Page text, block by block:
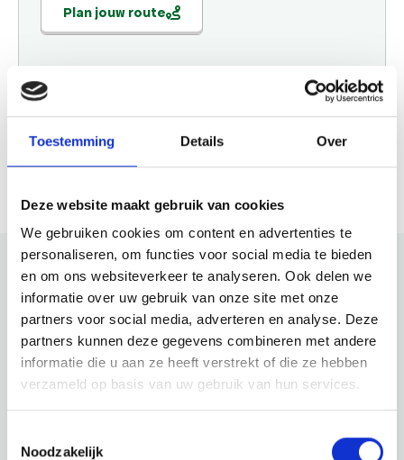
Toestemming Details Over
Deze website maakt gebruik van cookies
We gebruiken cookies om content en advertenties te
personaliseren, om functies voor social media te bieden
en om ons websiteverkeer te analyseren. Ook delen we
informatie over uw gebruik van onze site met onze
partners voor social media, adverteren en analyse. Deze
partners kunnen deze gegevens combineren met andere
informatie die u aan ze heeft verstrekt of die ze hebben
verzameld op basis van uw gebruik van hun services.
Noodzakelijk
Plan jouw route
Website
Bezoek website
Bekijk ook eens
Ontdek de rest van de regio! Bekijk de andere websites om
te zien wat deze prachtige omgeving nog meer te bieden
heeft.